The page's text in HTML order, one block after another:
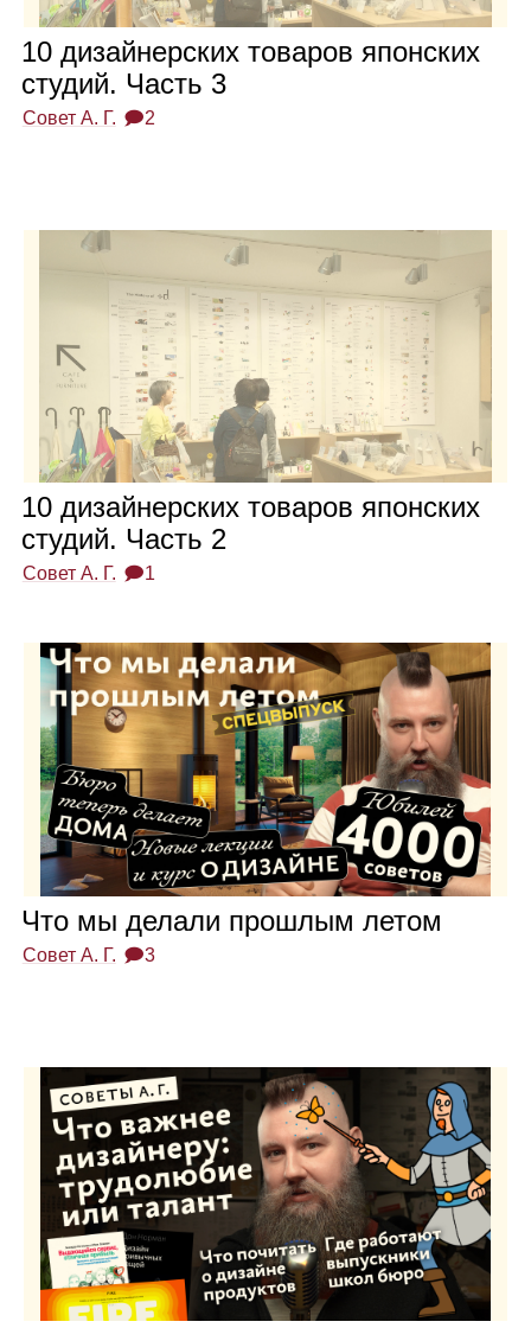
10 дизай­нер­ских това­ров япон­ских
сту­дий. Часть 3
Совет А. Г. 🗩2
10 дизай­нер­ских това­ров япон­ских
сту­дий. Часть 2
Совет А. Г. 🗩1
Что мы делали про­шлым летом
Совет А. Г. 🗩3